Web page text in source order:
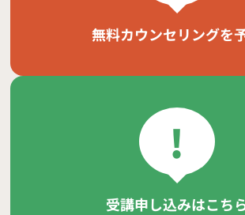
無料カウンセリングを
!
受講申し込みはこち